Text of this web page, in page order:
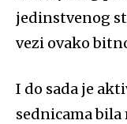
jedinstvenog
vezi ovako
I do sada je
sednicama bila